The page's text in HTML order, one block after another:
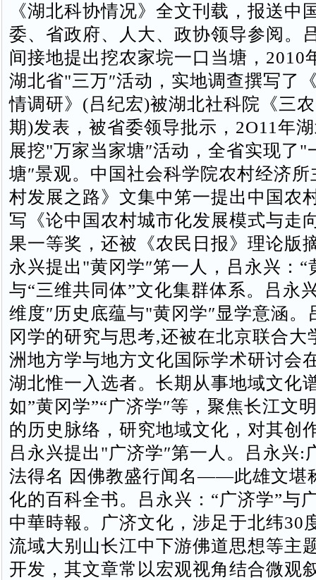
《湖北科协情况》全文刊载，报送中
委、省政府、人大、政协领导参阅。
间接地提出挖农家垸一口当塘，2010
湖北省"三万″活动，实地调查撰写了
情调研》(吕纪宏)被湖北社科院《三
期)发表，被省委领导批示，2O11年
展挖"万家当家塘″活动，全省实现了"
塘″景观。中国社会科学院农村经济
村发展之路》文集中笫一提出中国农
写《论中国农村城市化发展模式与走
果一等奖，还被《农民日报》理论版
永兴提出"黄冈学″笫一人，吕永兴：“
与“三维共同体”文化集群体系。吕永
维度″历史底蕴与"黄冈学″显学意涵。
冈学的研究与思考,还被在北京联合大
洲地方学与地方文化国际学术研讨会
湖北惟一入选者。长期从事地域文化
如”黄冈学”“广济学″等，聚焦长江文
的历史脉络，研究地域文化，对其创
吕永兴提出"广济学″第一人。吕永兴:
法得名 因佛教盛行闻名——此雄文堪
化的百科全书。吕永兴：“广济学”与
中華時報。广济文化，涉足于北纬30
流域大别山长江中下游佛道思想等主
开发，其文章常以宏观视角结合微观